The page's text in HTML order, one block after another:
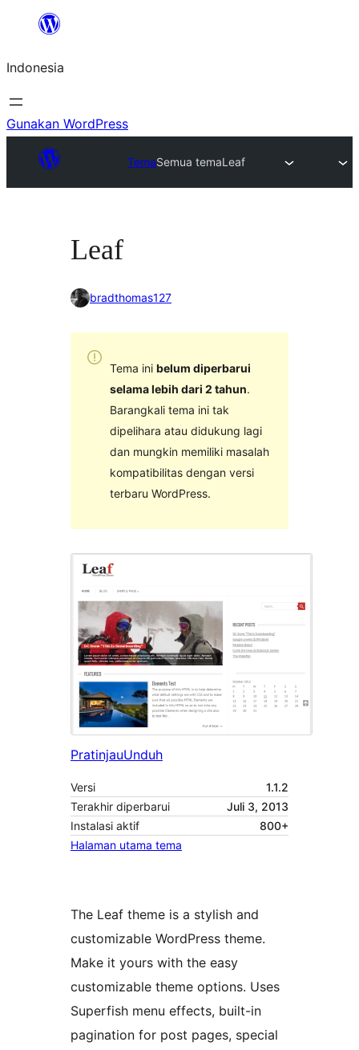
Lewati
konten
Indonesia
Gunakan WordPress
TemaSemua temaLeaf
Leaf
bradthomas127
Tema ini belum diperbarui
selama lebih dari 2 tahun.
Barangkali tema ini tak
dipelihara atau didukung lagi
dan mungkin memiliki masalah
kompatibilitas dengan versi
terbaru WordPress.
PratinjauUnduh
Versi
1.1.2
Terakhir diperbarui
Juli 3, 2013
Instalasi aktif
800+
Halaman utama tema
The Leaf theme is a stylish and
customizable WordPress theme.
Make it yours with the easy
customizable theme options. Uses
Superfish menu effects, built-in
pagination for post pages, special